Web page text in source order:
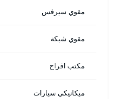
مقوي سيرفس
مقوي شبكة
مكتب افراح
ميكانيكي سيارات